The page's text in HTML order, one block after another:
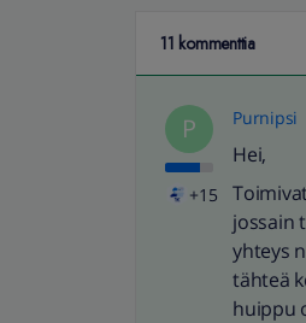
11 kommenttia
P
+15
Purnipsi
Hei,
jossain
yhteys
tähteä
huippu